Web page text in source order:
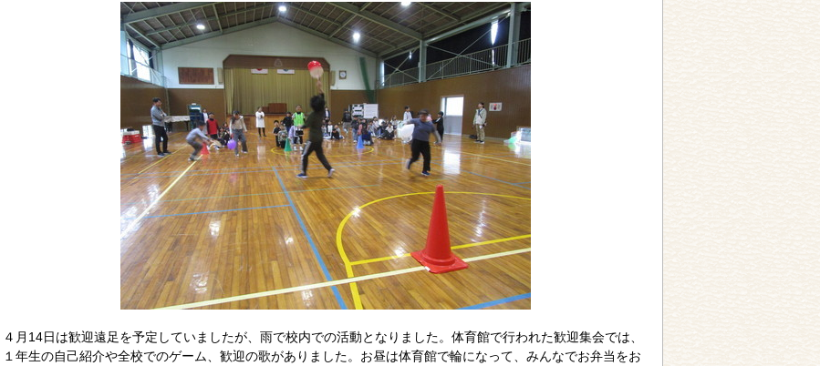
４月14日は歓迎遠足を予定していましたが、雨で校内での活動となりました。体育館で行われた歓迎集会では、
１年生の自己紹介や全校でのゲーム、歓迎の歌がありました。お昼は体育館で輪になって、みんなでお弁当をお